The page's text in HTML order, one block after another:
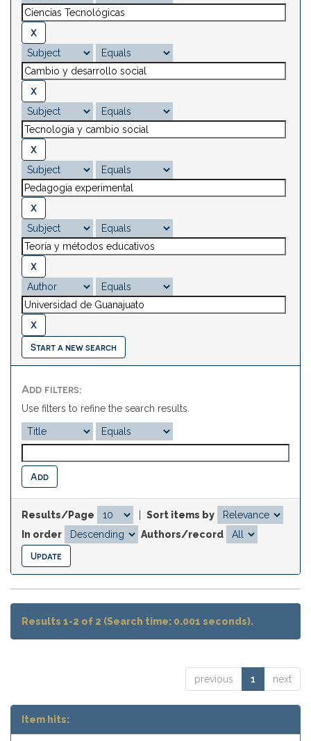
Start a new search
Add filters:
Use filters to refine the search results.
Results/Page
Sort items by
In order
Authors/record
Results 1-2 of 2 (Search time: 0.001 seconds).
previous 1 next
Item hits: